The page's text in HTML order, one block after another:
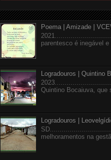
Poema | Amizade |
parentesco é inegável e
Logradouros | Quintino
Quintino Bocaiuva, que
Logradouros |
melhoramentos na